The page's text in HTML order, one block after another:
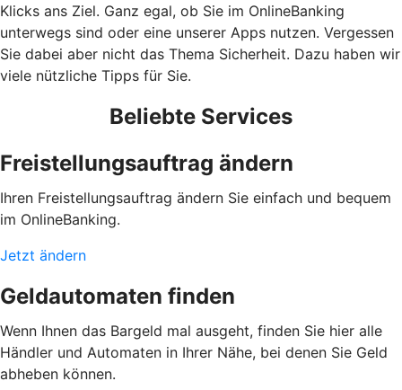
Klicks ans Ziel. Ganz egal, ob Sie im OnlineBanking
unterwegs sind oder eine unserer Apps nutzen. Vergessen
Sie dabei aber nicht das Thema Sicherheit. Dazu haben wir
viele nützliche Tipps für Sie.
Beliebte Services
Freistellungsauftrag ändern
Ihren Freistellungsauftrag ändern Sie einfach und bequem
im OnlineBanking.
Jetzt ändern
Geldautomaten finden
Wenn Ihnen das Bargeld mal ausgeht, finden Sie hier alle
Händler und Automaten in Ihrer Nähe, bei denen Sie Geld
abheben können.